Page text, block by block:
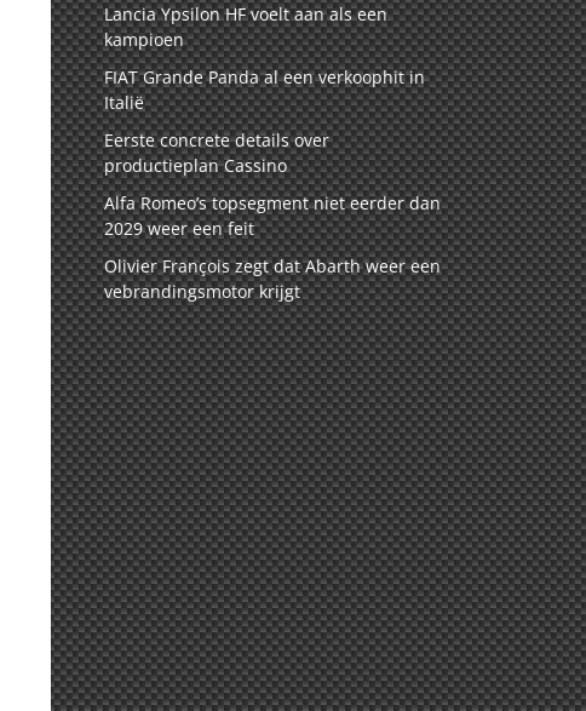
Lancia Ypsilon HF voelt aan als een
kampioen
FIAT Grande Panda al een verkoophit in
Italië
Eerste concrete details over
productieplan Cassino
Alfa Romeo’s topsegment niet eerder dan
2029 weer een feit
Olivier François zegt dat Abarth weer een
vebrandingsmotor krijgt